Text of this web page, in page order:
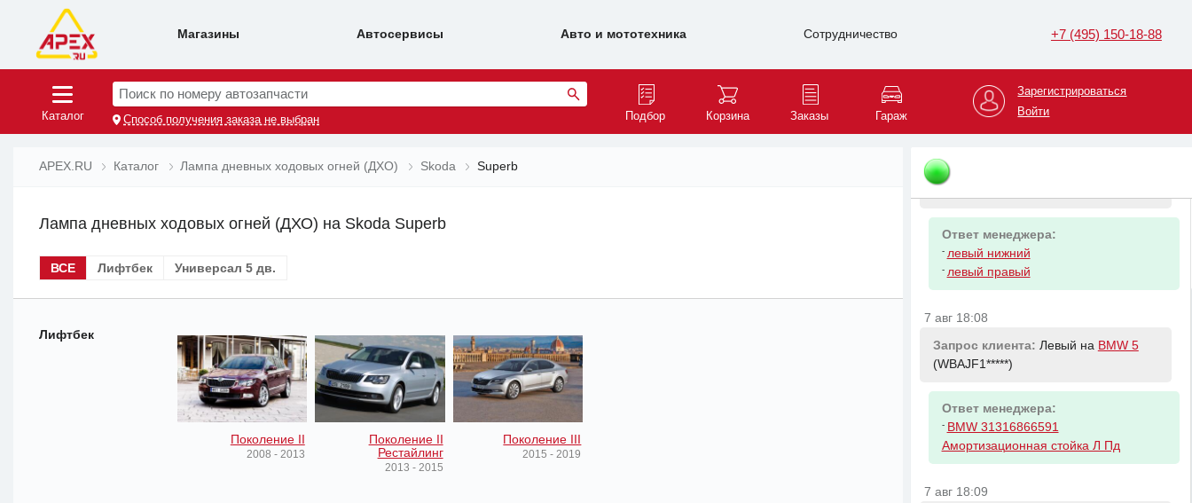
Магазины Автосервисы Авто и мототехника Сотрудничество +7 (495) 150-18-88
Каталог
Поиск по номеру автозапчасти
Способ получения заказа не выбран Подбор Корзина Заказы Гараж
Зарегистрироваться
Войти
APEX.RU Каталог Лампа дневных ходовых огней (ДХО) Skoda Superb
Лампа дневных ходовых огней (ДХО) на Skoda Superb
ВСЕ Лифтбек Универсал 5 дв.
Лифтбек
Поколение II
2008 - 2013
Поколение II
Рестайлинг
2013 - 2015
Поколение III
2015 - 2019
верхний правый на
Ответ менеджера:
- левый нижний
- левый правый
7 авг 18:08
Запрос клиента: Левый на BMW 5
(WBAJF1*****)
Ответ менеджера:
- BMW 31316866591
Амортизационная стойка Л Пд
7 авг 18:09